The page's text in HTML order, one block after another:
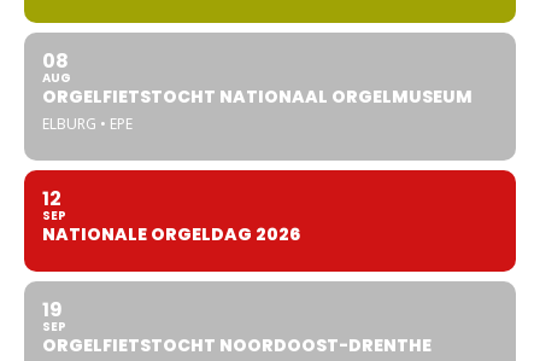
08
AUG
ORGELFIETSTOCHT NATIONAAL ORGELMUSEUM
ELBURG • EPE
12
SEP
NATIONALE ORGELDAG 2026
19
SEP
ORGELFIETSTOCHT NOORDOOST-DRENTHE